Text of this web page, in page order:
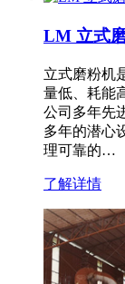
LM 立式
立式磨粉机
量低、耗能
公司多年先
多年的潜心
理可靠的…
了解详情